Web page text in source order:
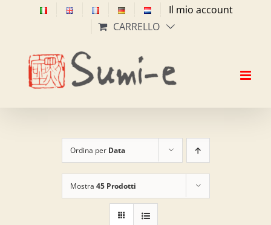
Il mio account
CARRELLO
Ordina per Data
Mostra 45 Prodotti